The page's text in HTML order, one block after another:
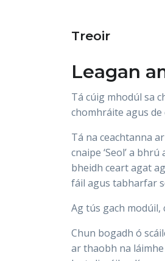
Treoir
Leagan
Tá cúig mhodúl sa
chomhráite agus de
Tá na ceachtanna
cnaipe ‘Seol’ a
bheidh ceart agat
fáil agus tabharfar
Ag tús gach
Chun bogadh ó
ar thaobh na